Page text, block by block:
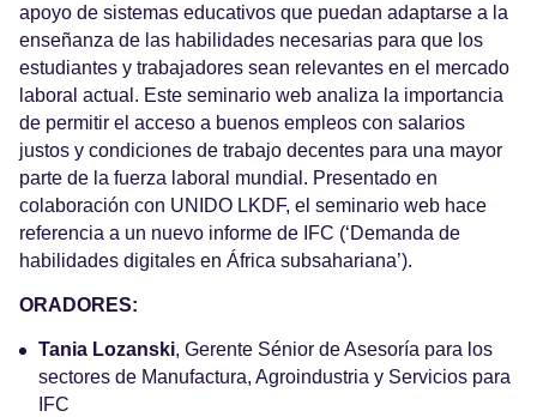
apoyo de sistemas educativos que puedan adaptarse a la
enseñanza de las habilidades necesarias para que los
estudiantes y trabajadores sean relevantes en el mercado
laboral actual. Este seminario web analiza la importancia
de permitir el acceso a buenos empleos con salarios
justos y condiciones de trabajo decentes para una mayor
parte de la fuerza laboral mundial. Presentado en
colaboración con UNIDO LKDF, el seminario web hace
referencia a un nuevo informe de IFC (‘Demanda de
habilidades digitales en África subsahariana’).
ORADORES:
Tania Lozanski, Gerente Sénior de Asesoría para los
sectores de Manufactura, Agroindustria y Servicios para
IFC